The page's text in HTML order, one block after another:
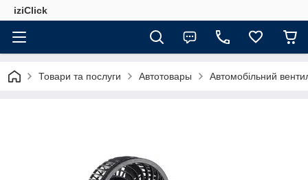
iziClick
Товари та послуги Автотовары Автомобільний